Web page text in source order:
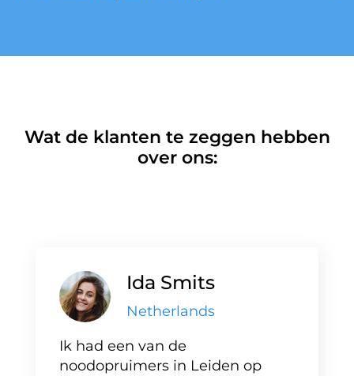
Wat de klanten te zeggen hebben
over ons:
Ida Smits
Netherlands
Ik had een van de
noodopruimers in Leiden op